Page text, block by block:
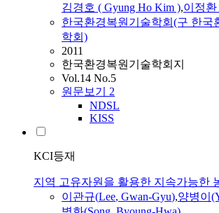
김경호 ( Gyung Ho Kim ),이정환
한국환경복원기술학회(구 한국
학회)
2011
한국환경복원기술학회지
Vol.14 No.5
원문보기 2
NDSL
KISS
KCI등재
지역 고유자원을 활용한 지속가능한
이관규(Lee, Gwan-Gyu),양병이